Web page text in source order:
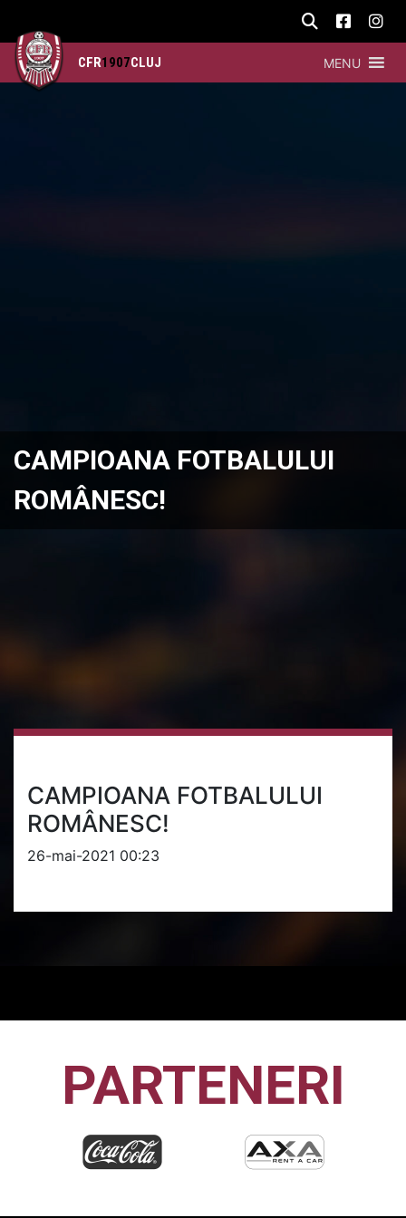
CFR1907CLUJ MENU
CAMPIOANA FOTBALULUI
ROMÂNESC!
CAMPIOANA FOTBALULUI
ROMÂNESC!
26-mai-2021 00:23
PARTENERI